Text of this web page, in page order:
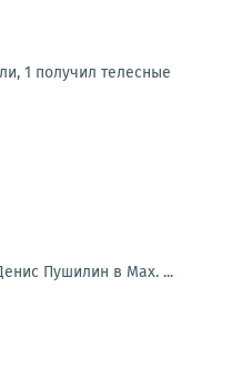
1 получил телесные
Пушилин в Мах. ...